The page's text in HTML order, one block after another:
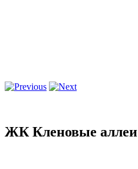
ЖК Кленовые аллеи